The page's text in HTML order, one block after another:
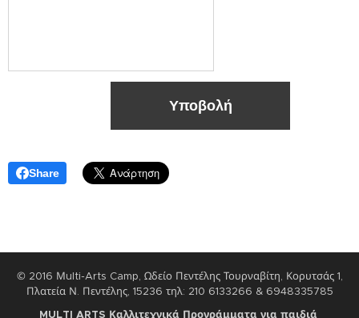
Υποβολή
Share
© 2016 Μulti-Arts Camp, Ωδείο Πεντέλης Τουρναβίτη, Κορυτσάς 1,
Πλατεία Ν. Πεντέλης, 15236 τηλ: 210 6133266 & 6948335785
MULTI ARTS Καλλιτεχνικά Προγράμματα για παιδιά